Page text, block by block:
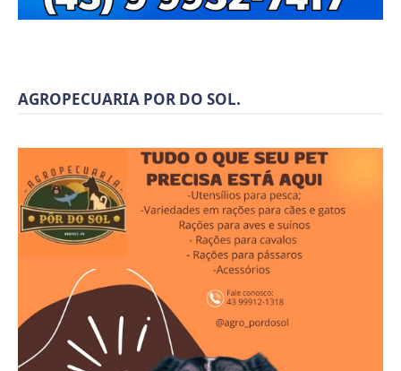
AGROPECUARIA POR DO SOL.